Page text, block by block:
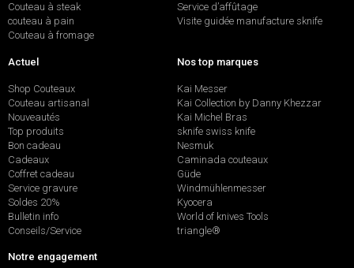
Couteau à steak
couteau à pain
Couteau à fromage
Service d’affûtage
Visite guidée manufacture sknife
Actuel
Shop Couteaux
Couteau artisanal
Nouveautés
Top produits
Bon cadeau
Cadeaux
Coffret cadeau
Service gravure
Soldes 20%
Bulletin info
Conseils/Service
Nos top marques
Kai Messer
Kai Collection by Danny Khezzar
Kai Michel Bras
sknife swiss knife
Nesmuk
Caminada couteaux
Güde
Windmühlenmesser
Kyocera
World of knives Tools
triangle®
Notre engagement